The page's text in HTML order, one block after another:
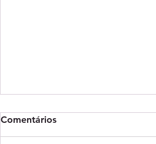
Comentários